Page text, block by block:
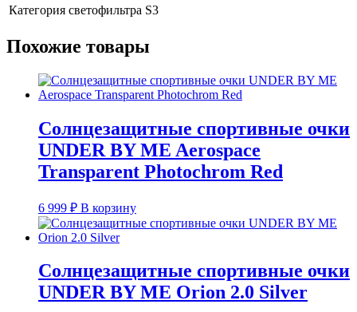
Категория светофильтра S3
Похожие товары
Солнцезащитные спортивные очки
UNDER BY ME Aerospace
Transparent Photochrom Red
6 999 ₽ В корзину
Солнцезащитные спортивные очки
UNDER BY ME Orion 2.0 Silver